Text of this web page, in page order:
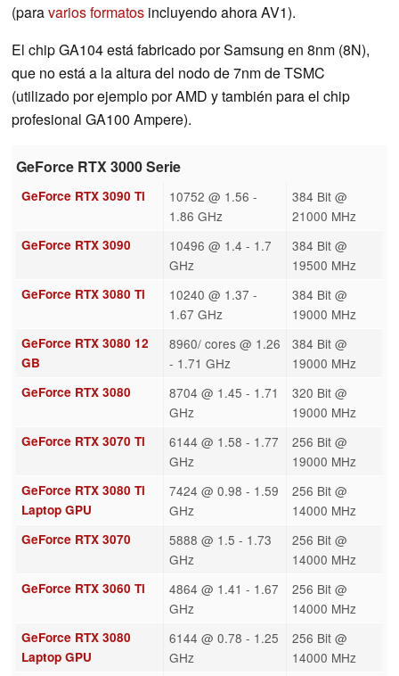
(paravarios formatos incluyendo ahora AV1).
El chip GA104 está fabricado por Samsung en 8nm (8N),
que no está a la altura del nodo de 7nm de TSMC
(utilizado por ejemplo por AMD y también para el chip
profesional GA100 Ampere).
GeForce RTX 3000 Serie
GeForce RTX 3090 Ti
10752 @ 1.56 -
1.86 GHz
384 Bit @
21000 MHz
GeForce RTX 3090
10496 @ 1.4 - 1.7
GHz
384 Bit @
19500 MHz
GeForce RTX 3080 Ti
10240 @ 1.37 -
1.67 GHz
384 Bit @
19000 MHz
GeForce RTX 3080 12
GB
8960/ cores @ 1.26
- 1.71 GHz
384 Bit @
19000 MHz
GeForce RTX 3080
8704 @ 1.45 - 1.71
GHz
320 Bit @
19000 MHz
GeForce RTX 3070 Ti
6144 @ 1.58 - 1.77
GHz
256 Bit @
19000 MHz
GeForce RTX 3080 Ti
Laptop GPU
7424 @ 0.98 - 1.59
GHz
256 Bit @
14000 MHz
GeForce RTX 3070
5888 @ 1.5 - 1.73
GHz
256 Bit @
14000 MHz
GeForce RTX 3060 Ti
4864 @ 1.41 - 1.67
GHz
256 Bit @
14000 MHz
GeForce RTX 3080
Laptop GPU
6144 @ 0.78 - 1.25
GHz
256 Bit @
14000 MHz